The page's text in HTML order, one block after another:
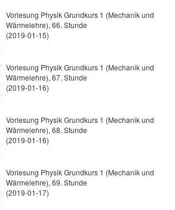
Vorlesung Physik Grundkurs 1 (Mechanik und
Wärmelehre), 66. Stunde
(2019-01-15)
Vorlesung Physik Grundkurs 1 (Mechanik und
Wärmelehre), 67. Stunde
(2019-01-16)
Vorlesung Physik Grundkurs 1 (Mechanik und
Wärmelehre), 68. Stunde
(2019-01-16)
Vorlesung Physik Grundkurs 1 (Mechanik und
Wärmelehre), 69. Stunde
(2019-01-17)